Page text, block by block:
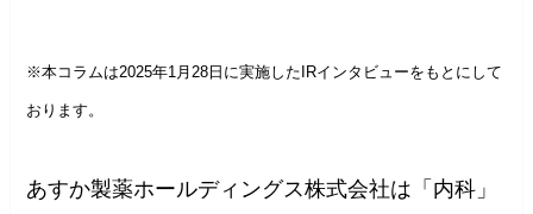
※本コラムは2025年1月28日に実施したIRインタビューをもとにして
おります。
あすか製薬ホールディングス株式会社は「内科」